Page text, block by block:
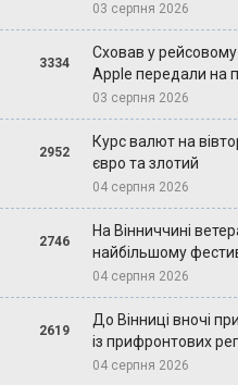
03 серпня 2026
3334
Сховав у рейсовому
Apple передали на
03 серпня 2026
2952
Курс валют на
євро та злотий
04 серпня 2026
2746
На Вінниччині
найбільшому
04 серпня 2026
2619
До Вінниці вночі
із прифронтових
04 серпня 2026